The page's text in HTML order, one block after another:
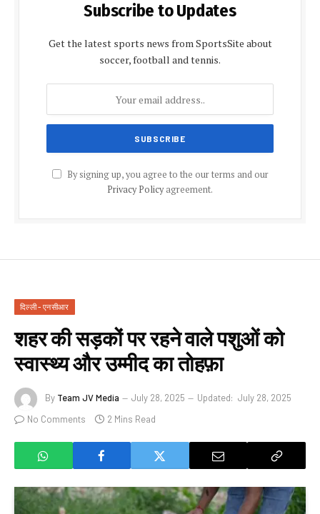
Subscribe to Updates
Get the latest sports news from SportsSite about
soccer, football and tennis.
By signing up, you agree to the our terms and our
Privacy Policyagreement.
दिल्ली - एनसीआर
शहर की सड़कों पर रहने वाले पशुओं को
स्वास्थ्य और उम्मीद का तोहफ़ा
By Team JV Media July 28, 2025 Updated: July 28, 2025
No Comments
2 Mins Read